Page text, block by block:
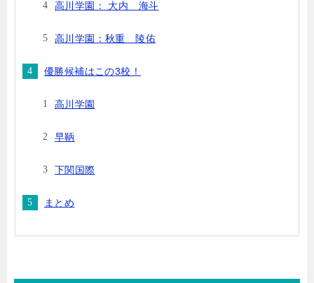
高川学園： 大内 海斗
高川学園：秋重 陵佑
優勝候補はこの3校！
高川学園
早鞆
下関国際
まとめ